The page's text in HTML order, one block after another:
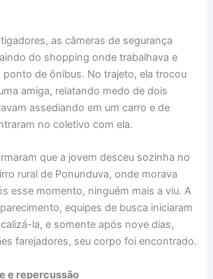
as câmeras de segurança
do shopping onde trabalhava e
ponto de ônibus. No trajeto, ela trocou
amiga, relatando medo de dois
assediando em um carro e de
no coletivo com ela.
que a jovem desceu sozinha no
rural de Ponunduva, onde morava
esse momento, ninguém mais a viu. A
equipes de busca iniciaram
la, e somente após nove dias,
farejadores, seu corpo foi encontrado.
e repercussão